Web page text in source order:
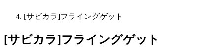
[サビカラ]フライングゲット
[サビカラ]フライングゲット